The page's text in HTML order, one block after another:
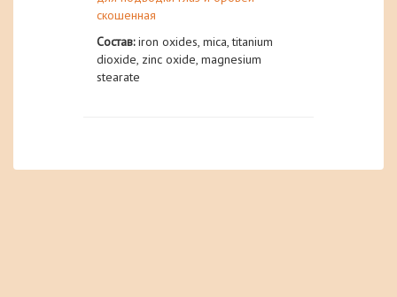
скошенная
Состав:iron oxides, mica, titanium
dioxide, zinc oxide, magnesium
stearate